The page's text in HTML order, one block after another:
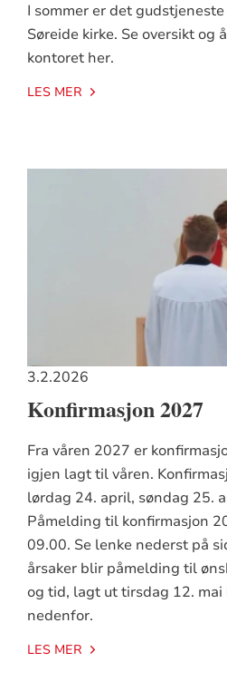
I sommer er det
Søreide kirke. Se oversikt og
kontoret her.
LES MER
3.2.2026
Konfirmasjon 2027
Fra våren 2027 er
igjen lagt til våren.
lørdag 24. april, søndag 25.
Påmelding til konfirmasjon
09.00. Se lenke nederst på
årsaker blir påmelding til
og tid, lagt ut tirsdag 12.
nedenfor.
LES MER